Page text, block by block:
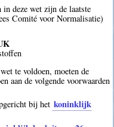
in deze wet zijn de laatste
Comité voor Normalisatie)
te voldoen, moeten de
aan de volgende voorwaarden
bij het koninklijk